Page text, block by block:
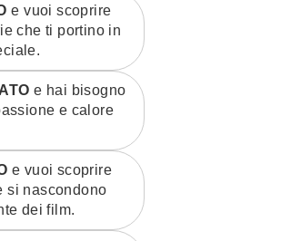
e vuoi scoprire
che ti portino in
e hai bisogno
e calore
e vuoi scoprire
si nascondono
dei film.